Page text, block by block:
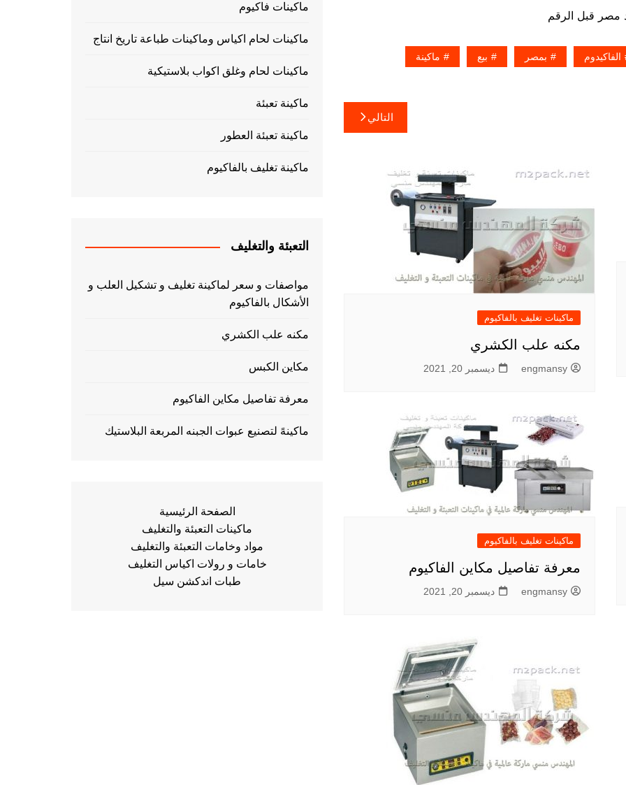
الفاكيدوم بمصر بيع ماكينة
التالي
ماكينات تغليف بالفاكيوم
مكنه علب الكشري
engmansy ديسمبر 20, 2021
ماكينات تغليف بالفاكيوم
معرفة تفاصيل مكاين الفاكيوم
engmansy ديسمبر 20, 2021
ماكينات فاكيوم
ماكينات لحام اكياس وماكينات طباعة تاريخ انتاج
ماكينات لحام وغلق اكواب بلاستيكية
ماكينة تعبئة
ماكينة تعبئة العطور
ماكينة تغليف بالفاكيوم
التعبئة والتغليف
مواصفات و سعر لماكينة تغليف و تشكيل العلب و
الأشكال بالفاكيوم
مكنه علب الكشري
مكاين الكبس
معرفة تفاصيل مكاين الفاكيوم
ماكينهً لتصنيع عبوات الجبنه المربعة البلاستيك
الصفحة الرئيسية
ماكينات التعبئة والتغليف
مواد وخامات التعبئة والتغليف
خامات و رولات اكياس التغليف
طبات اندكشن سيل